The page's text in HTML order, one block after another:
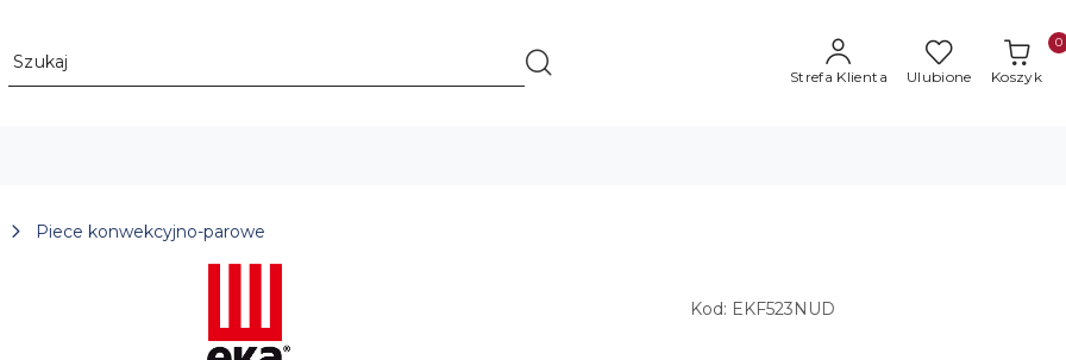
Strefa Klienta Ulubione Koszyk
0
Piece konwekcyjno-parowe
ZOBACZ
(TECNOEKA)
Kod: EKF523NUD